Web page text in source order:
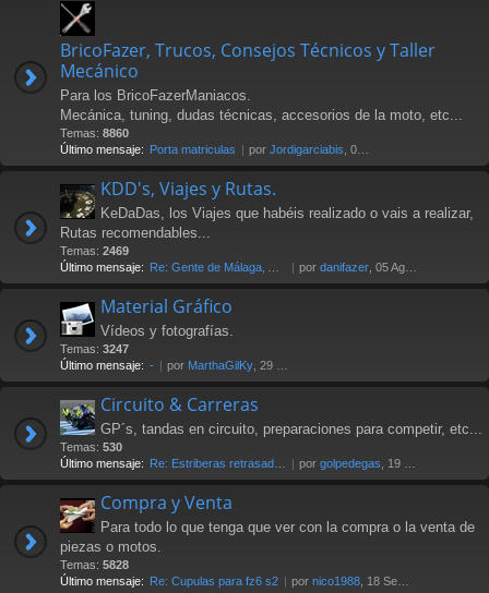
BricoFazer, Trucos, Consejos Técnicos y Taller
Mecánico
Para los BricoFazerManiacos.
Mecánica, tuning, dudas técnicas, accesorios de la moto, etc...
Temas: 8860
Último mensaje: Porta matriculas por Jordigarciabis , 09 Jul 2026 16:10
KDD's, Viajes y Rutas.
KeDaDas, los Viajes que habéis realizado o vais a realizar,
Rutas recomendables...
Temas: 2469
Último mensaje: Re: Gente de Málaga, Axarquía… por danifazer , 05 Ago 2026 17:16
Material Gráfico
Vídeos y fotografías.
Temas: 3247
Último mensaje: - por MarthaGilKy , 29 Jul 2026 12:24
Circuito & Carreras
GP´s, tandas en circuito, preparaciones para competir, etc...
Temas: 530
Último mensaje: Re: Estriberas retrasadas por golpedegas , 19 Nov 2024 13:08
Compra y Venta
Para todo lo que tenga que ver con la compra o la venta de
piezas o motos.
Temas: 5828
Último mensaje: Re: Cupulas para fz6 s2 por nico1988 , 18 Sep 2025 07:03